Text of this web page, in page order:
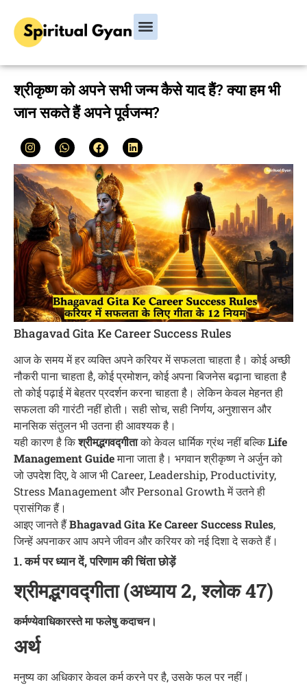
श्रीकृष्ण को अपने सभी जन्म कैसे याद हैं? क्या हम भी
जान सकते हैं अपने पूर्वजन्म?
Bhagavad Gita Ke Career Success Rules
आज के समय में हर व्यक्ति अपने करियर में सफलता चाहता है। कोई अच्छी
नौकरी पाना चाहता है, कोई प्रमोशन, कोई अपना बिजनेस बढ़ाना चाहता है
तो कोई पढ़ाई में बेहतर प्रदर्शन करना चाहता है। लेकिन केवल मेहनत ही
सफलता की गारंटी नहीं होती। सही सोच, सही निर्णय, अनुशासन और
मानसिक संतुलन भी उतना ही आवश्यक है।
यही कारण है किश्रीमद्भगवद्गीताको केवल धार्मिक ग्रंथ नहीं बल्किLife
Management Guideमाना जाता है। भगवान श्रीकृष्ण ने अर्जुन को
जो उपदेश दिए, वे आज भी Career, Leadership, Productivity,
Stress Management और Personal Growth में उतने ही
प्रासंगिक हैं।
आइए जानते हैंBhagavad Gita Ke Career Success Rules,
जिन्हें अपनाकर आप अपने जीवन और करियर को नई दिशा दे सकते हैं।
1. कर्म पर ध्यान दें, परिणाम की चिंता छोड़ें
श्रीमद्भगवद्गीता (अध्याय 2, श्लोक 47)
कर्मण्येवाधिकारस्ते मा फलेषु कदाचन।
अर्थ
मनुष्य का अधिकार केवल कर्म करने पर है, उसके फल पर नहीं।